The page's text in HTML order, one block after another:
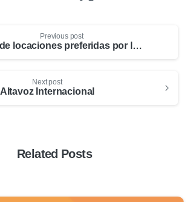
Previous post
Top de locaciones preferidas por los turistas en Medellín y Antioquia para tomar fotos
Next post
Altavoz Internacional
Related Posts